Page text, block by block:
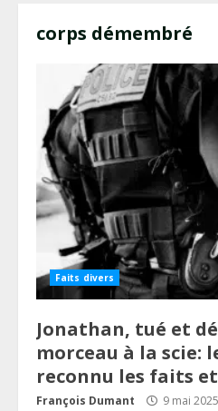
corps démembré
Faits divers
Jonathan, tué et
morceau à la scie:
reconnu les faits
François Dumant 9 mai 2025